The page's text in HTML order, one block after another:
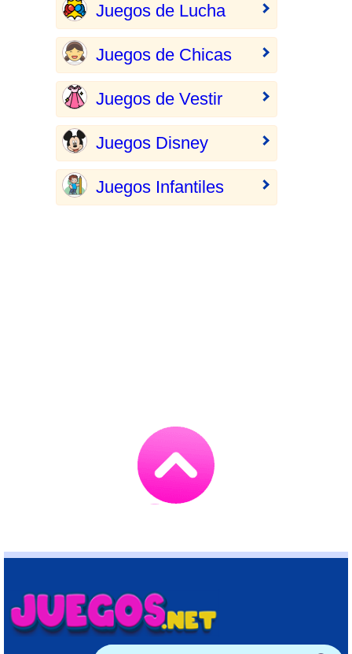
Juegos de Lucha
Juegos de Chicas
Juegos de Vestir
Juegos Disney
Juegos Infantiles